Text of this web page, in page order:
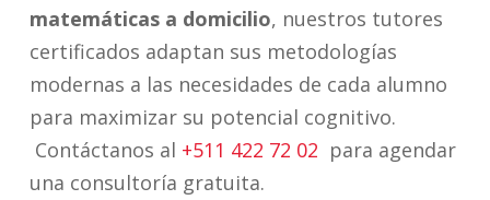
matemáticas a domicilio, nuestros tutores
certificados adaptan sus metodologías
modernas a las necesidades de cada alumno
para maximizar su potencial cognitivo.
Contáctanos al +511 422 72 02 para agendar
una consultoría gratuita.